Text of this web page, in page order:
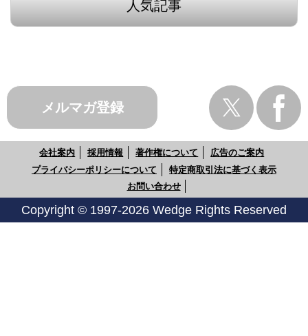
人気記事
メルマガ登録
会社案内 採用情報 著作権について
広告のご案内
プライバシーポリシーについて
特定商取引法に基づく表示
お問い合わせ
Copyright © 1997-2026 Wedge Rights Reserved